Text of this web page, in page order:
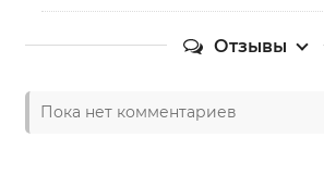
Отзывы
Пока нет комментариев